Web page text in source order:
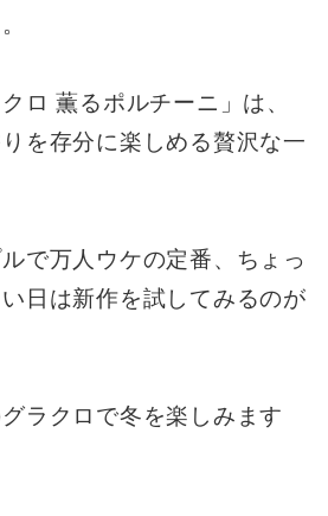
ロ 薫るポルチーニ」は、
を存分に楽しめる贅沢な一
で万人ウケの定番、ちょっ
日は新作を試してみるのが
ラクロで冬を楽しみます